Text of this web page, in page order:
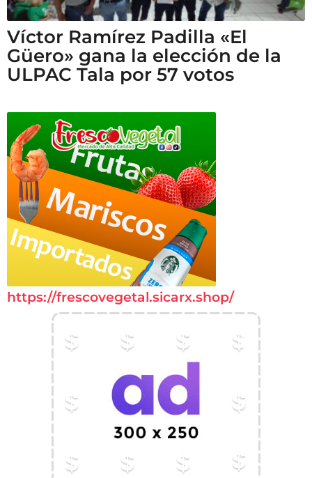
Víctor Ramírez Padilla «El
Güero» gana la elección de la
ULPAC Tala por 57 votos
https://frescovegetal.sicarx.shop/